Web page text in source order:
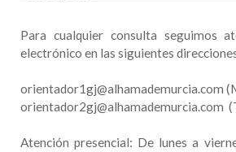
Para cualquier consulta seguimos
electrónico en las siguientes
orientador1gj@alhamademurcia.com
orientador2gj@alhamademurcia.com
Atención presencial: De lunes a